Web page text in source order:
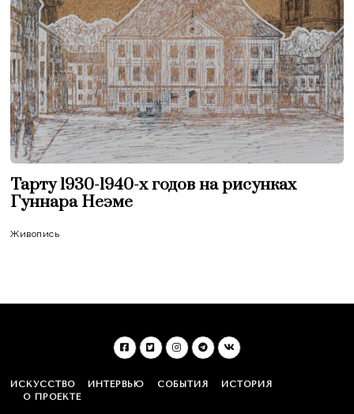
Тарту 1930-1940-х годов на рисунках
Гуннара Неэме
Живопись
ИСКУССТВО ИНТЕРВЬЮ СОБЫТИЯ
ИСТОРИЯ
О ПРОЕКТЕ